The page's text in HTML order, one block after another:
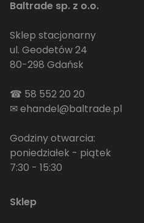
Baltrade sp. z o.o.
Sklep stacjonarny
ul. Geodetów 24
80-298 Gdańsk
☎ 58 552 20 20
✉ehandel@baltrade.pl
Godziny otwarcia:
poniedziałek - piątek
7:30 - 15:30
Sklep